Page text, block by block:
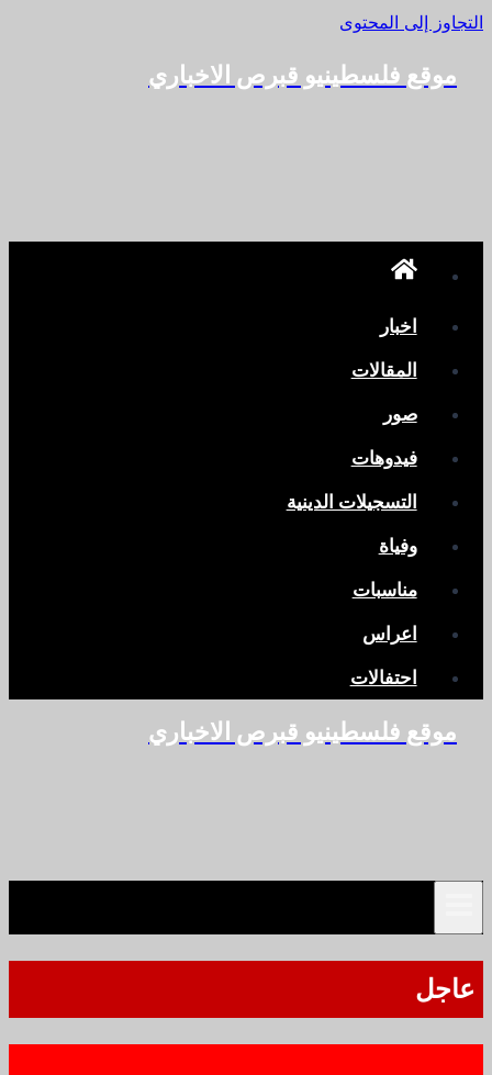
التجاوز إلى المحتوى
موقع فلسطينيو قبرص الاخباري
اخبار
المقالات
صور
فيدوهات
التسجيلات الدينية
وفياة
مناسبات
اعراس
احتفالات
موقع فلسطينيو قبرص الاخباري
عاجل